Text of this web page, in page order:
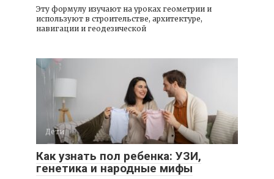
Эту формулу изучают на уроках геометрии и
используют в строительстве, архитектуре,
навигации и геодезической
Дети
Как узнать пол ребенка: УЗИ,
генетика и народные мифы